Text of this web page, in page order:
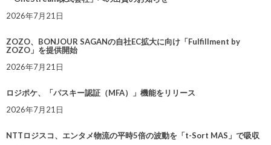
2026年7月21日
ZOZO、BONJOUR SAGANの自社EC拡大に向け「Fulfillment by
ZOZO」を提供開始
2026年7月21日
ロジポケ、「パスキー認証（MFA）」機能をリリース
2026年7月21日
NTTロジスコ、エンタメ物流の平時5倍の波動を「t-Sort MAS」で吸収